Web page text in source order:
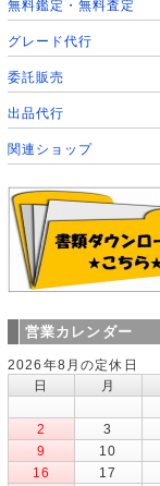
無料鑑定・無料査定
グレード代行
委託販売
出品代行
関連ショップ
営業カレンダー
2026年8月の定休日
日
月
2
3
9
10
16
17